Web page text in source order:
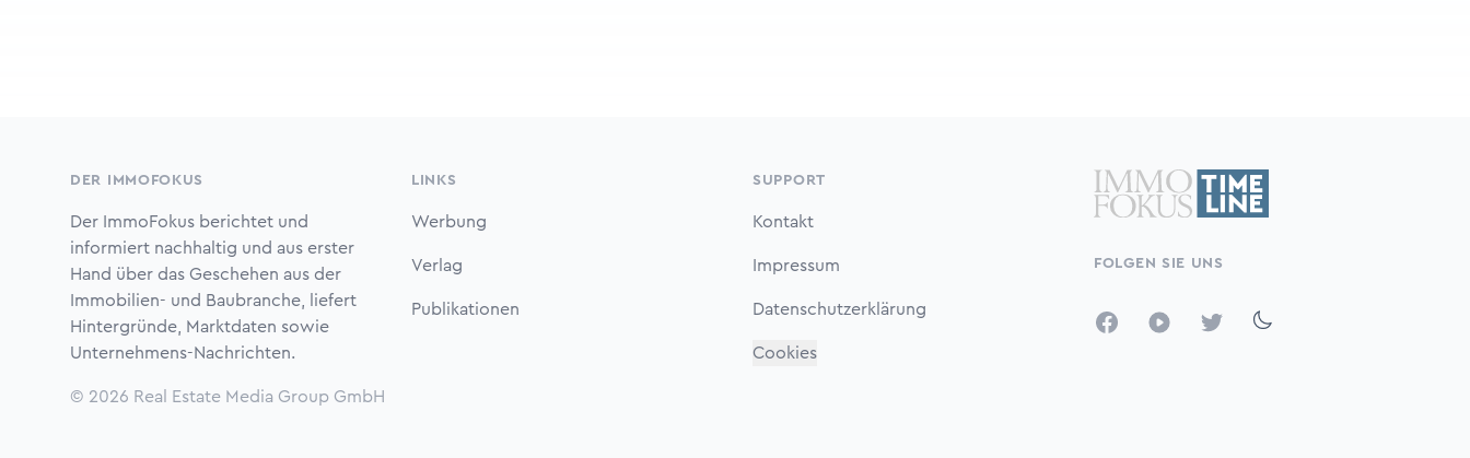
DER IMMOFOKUS
Der ImmoFokus berichtet und
informiert nachhaltig und aus erster
Hand über das Geschehen aus der
Immobilien- und Baubranche, liefert
Hintergründe, Marktdaten sowie
Unternehmens-Nachrichten.
LINKS
Werbung
Verlag
Publikationen
SUPPORT
Kontakt
Impressum
Datenschutzerklärung
Cookies
FOLGEN SIE UNS
FacebookYouTubeTwitter
© 2026 Real Estate Media Group GmbH